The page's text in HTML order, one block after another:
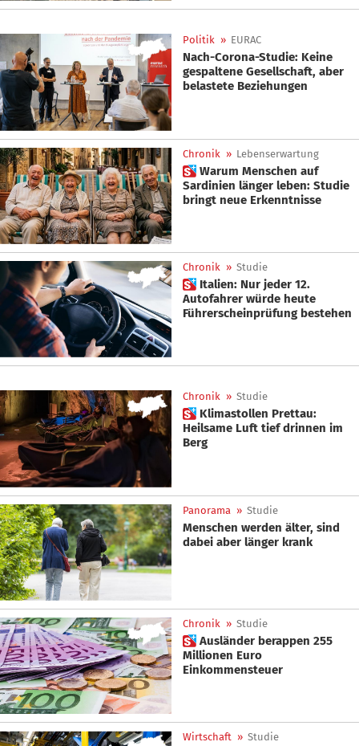
Politik » EURAC
Nach-Corona-Studie: Keine
gespaltene Gesellschaft, aber
belastete Beziehungen
Chronik » Lebenserwartung
 Warum Menschen auf
Sardinien länger leben: Studie
bringt neue Erkenntnisse
Chronik » Studie
 Italien: Nur jeder 12.
Autofahrer würde heute
Führerscheinprüfung bestehen
Chronik » Studie
 Klimastollen Prettau:
Heilsame Luft tief drinnen im
Berg
Panorama » Studie
Menschen werden älter, sind
dabei aber länger krank
Chronik » Studie
 Ausländer berappen 255
Millionen Euro
Einkommensteuer
Wirtschaft » Studie